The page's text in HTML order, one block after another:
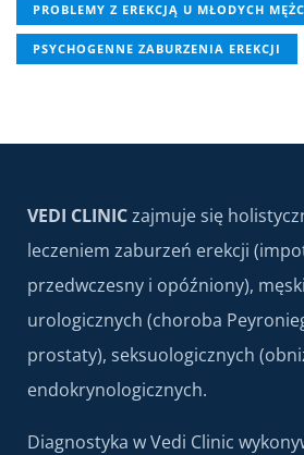
PROBLEMY Z EREKCJĄ U MŁODYCH
PSYCHOGENNE ZABURZENIA EREKCJI
VEDI CLINICzajmuje się
leczeniem zaburzeń erekcji
przedwczesny i opóźniony),
urologicznych (choroba
prostaty), seksuologicznych
endokrynologicznych.
Diagnostyka w Vedi Clinic